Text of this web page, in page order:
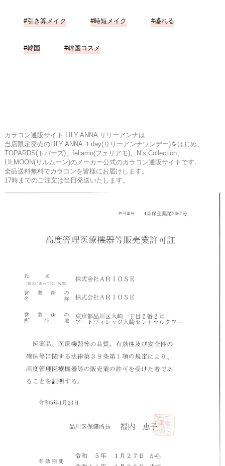
引き算メイク 時短メイク 盛れる
韓国 韓国コスメ
カラコン通販サイト LILY ANNA リリーアンナは
当店限定発売のLILY ANNA １day(リリーアンナワンデー)をはじめ、
TOPARDS(トパーズ)、feliamo(フェリアモ)、N’s Collection、
LILMOON(リルムーン)のメーカー公式のカラコン通販サイトです。
全品送料無料でカラコンを皆様にお届けします。
17時までのご注文は当日発送いたします。